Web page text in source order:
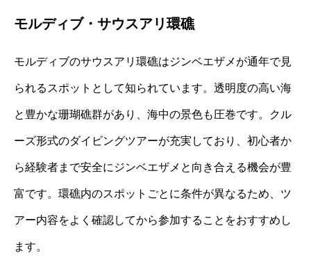
モルディブ・サウスアリ環礁
モルディブのサウスアリ環礁はジンベエザメが通年で見
られるスポットとして知られています。透明度の高い海
と豊かな珊瑚礁群があり、海中の景色も圧巻です。クル
ーズ形式のダイビングツアーが充実しており、初心者か
ら経験者まで安全にジンベエザメと向き合える機会が豊
富です。環礁内のスポットごとに条件が異なるため、ツ
アー内容をよく確認してから参加することをおすすめし
ます。